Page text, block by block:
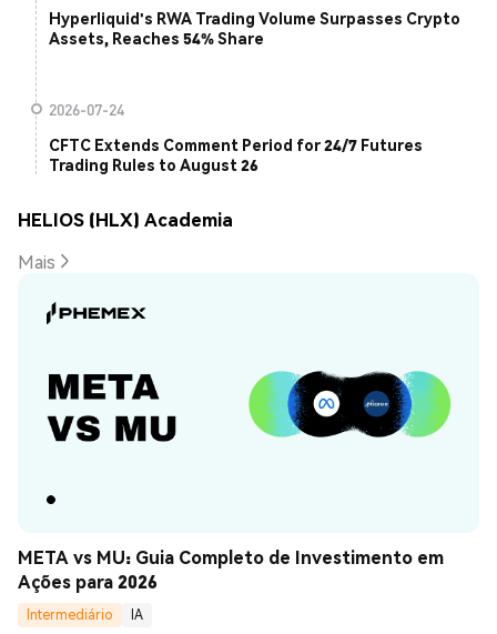
Hyperliquid's RWA Trading Volume Surpasses Crypto
Assets, Reaches 54% Share
2026-07-24
CFTC Extends Comment Period for 24/7 Futures
Trading Rules to August 26
HELIOS (HLX) Academia
Mais
META vs MU: Guia Completo de Investimento em
Ações para 2026
Intermediário
IA